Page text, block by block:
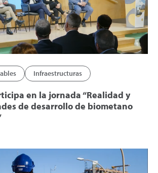
Infraestructuras
en la jornada “Realidad y
de desarrollo de biometano